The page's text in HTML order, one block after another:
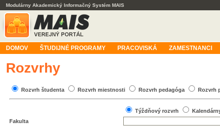
Modulárny Akademický Informačný Systém MAIS
DOMOV ŠTUDIJNÉ PROGRAMY PRACOVISKÁ ZAMESTNANCI
Rozvrhy
Rozvrh študenta Rozvrh miestnosti Rozvrh pedagóga Rozvrh
Týždňový rozvrh
Fakulta